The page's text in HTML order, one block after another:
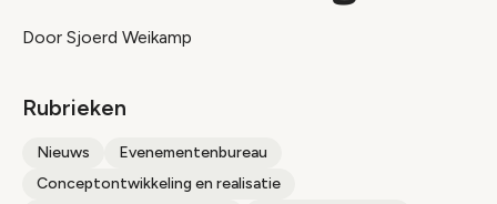
Door Sjoerd Weikamp
Rubrieken
Nieuws
Evenementenbureau
Conceptontwikkeling en realisatie